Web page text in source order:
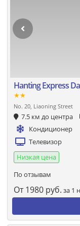
Hanting Express
★★
No. 20, Liaoning Street
7.5 км до центра
Кондиционер
Телевизор
Низкая цена
По отзывам
От 1980 руб. за 1